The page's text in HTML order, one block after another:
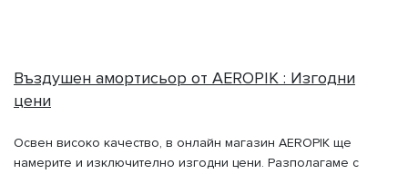
Въздушен амортисьор от AEROPIK : Изгодни
цени
Освен високо качество, в онлайн магазин AEROPIK ще
намерите и изключително изгодни цени. Разполагаме с